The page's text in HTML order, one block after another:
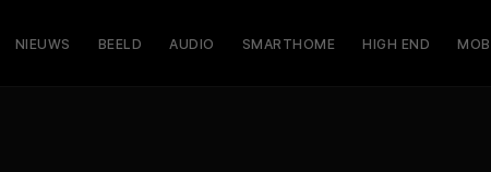
NIEUWS BEELD AUDIO SMARTHOME HIGH END